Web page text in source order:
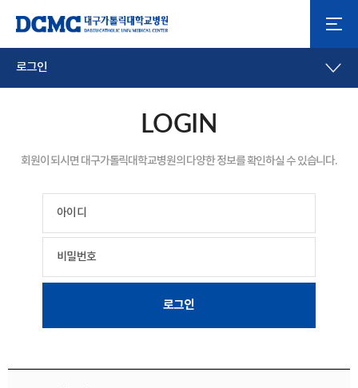
로그인
LOGIN
회원이 되시면 대구가톨릭대학교병원의 다양한 정보를 확인하실 수 있습니다.
아이디
비밀번호